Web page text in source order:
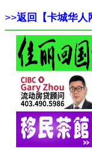
>>返回【卡城华人